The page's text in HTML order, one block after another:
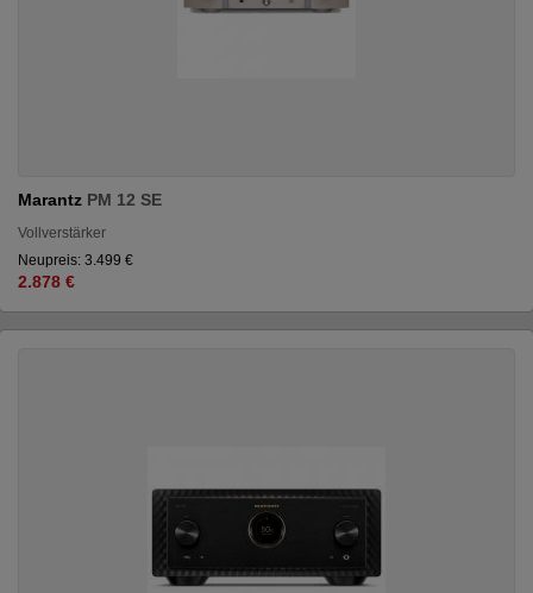
Marantz PM 12 SE
Vollverstärker
Neupreis: 3.499 €
2.878 €